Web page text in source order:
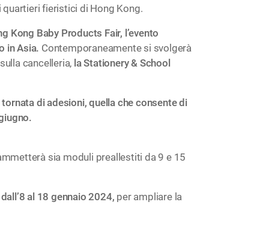
fieristici di Hong Kong.
Kong Baby Products Fair, l’evento
in Asia. Contemporaneamente si svolgerà
cancelleria, la Stationery & School
di adesioni, quella che consente di
sia moduli preallestiti da 9 e 15
al 18 gennaio 2024, per ampliare la